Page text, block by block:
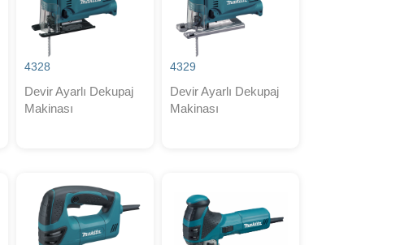
4328
Devir Ayarlı Dekupaj
Makinası
4329
Devir Ayarlı Dekupaj
Makinası